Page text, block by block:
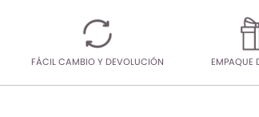
FÁCIL CAMBIO Y DEVOLUCIÓN EMPAQUE